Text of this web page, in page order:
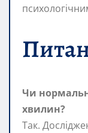
Чи
хвилин?
Так.